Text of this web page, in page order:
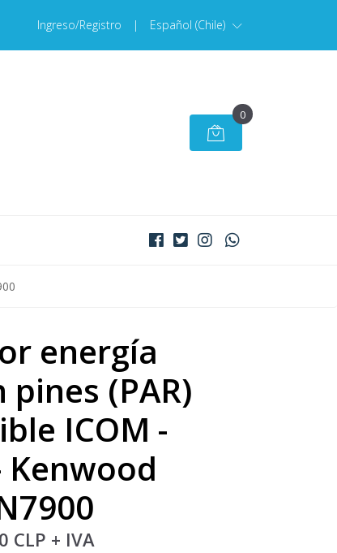
Ingreso/Registro | Español (Chile)
0
energía
(PAR)
ICOM -
Kenwood
CLP + IVA